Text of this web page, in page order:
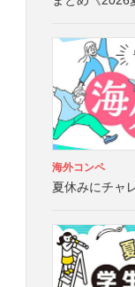
海外コンペ
夏休みにチャ